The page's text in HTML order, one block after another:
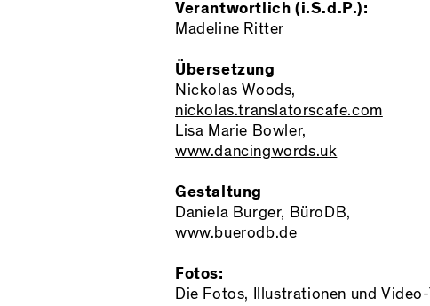
Verantwortlich (i.S.d.P.):
Madeline Ritter
Übersetzung
Nickolas Woods,
nickolas.translatorscafe.com
Lisa Marie Bowler,
www.dancingwords.uk
Gestaltung
Daniela Burger, BüroDB,
www.buerodb.de
Fotos:
Die Fotos, Illustrationen und